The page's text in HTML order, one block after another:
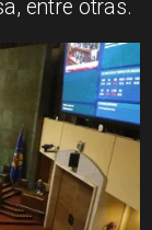
entre otras.